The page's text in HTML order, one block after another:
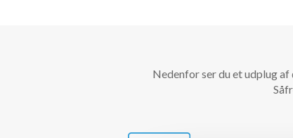
Nedenfor ser du et udplug